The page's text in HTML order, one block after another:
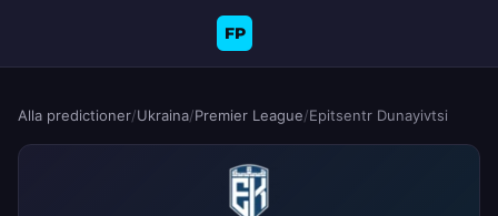
FP
Alla predictioner/Ukraina/Premier League/Epitsentr Dunayivtsi